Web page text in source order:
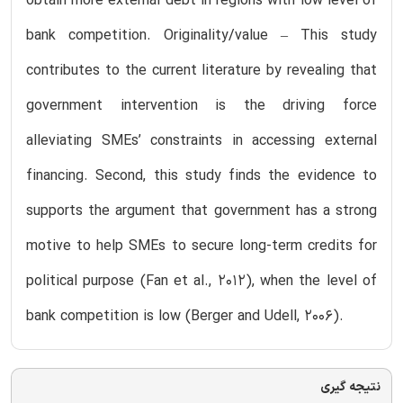
bank competition. Originality/value – This study
contributes to the current literature by revealing that
government intervention is the driving force
alleviating SMEs’ constraints in accessing external
financing. Second, this study finds the evidence to
supports the argument that government has a strong
motive to help SMEs to secure long-term credits for
political purpose (Fan et al., 2012), when the level of
bank competition is low (Berger and Udell, 2006).
نتیجه گیری